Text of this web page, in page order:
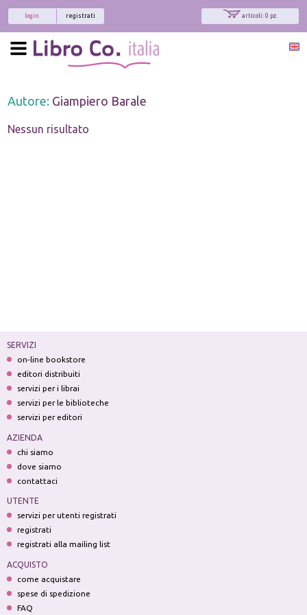
articoli: 0 pz.
registrati
login
Autore: Giampiero Barale
Nessun risultato
SERVIZI
on-line bookstore
editori distribuiti
servizi per i librai
servizi per le biblioteche
servizi per editori
AZIENDA
chi siamo
dove siamo
contattaci
UTENTE
servizi per utenti registrati
registrati
registrati alla mailing list
ACQUISTO
come acquistare
spese di spedizione
FAQ